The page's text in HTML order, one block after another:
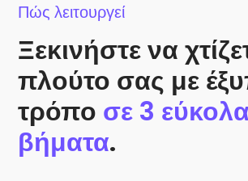
Πώς λειτουργεί
Ξεκινήστε να
πλούτο σας με
τρόπο σε 3 εύκολα
βήματα.